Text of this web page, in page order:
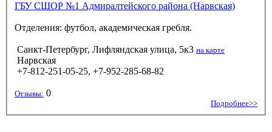
ГБУ СШОР №1 Адмиралтейского района (Нарвская)
Отделения: футбол, академическая гребля.
Санкт-Петербург, Лифляндская улица, 5к3 на карте
Нарвская
+7-812-251-05-25, +7-952-285-68-82
Отзывы: 0
Подробнее>>